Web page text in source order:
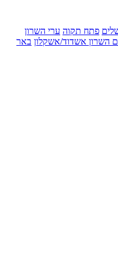
תקוה ערי השרון
אשדוד/אשקלון באר